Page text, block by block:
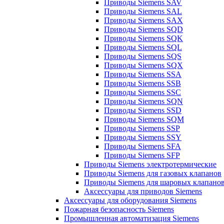
Приводы Siemens SAV
Приводы Siemens SAL
Приводы Siemens SAX
Приводы Siemens SQD
Приводы Siemens SQK
Приводы Siemens SQL
Приводы Siemens SQS
Приводы Siemens SQX
Приводы Siemens SSA
Приводы Siemens SSB
Приводы Siemens SSC
Приводы Siemens SQN
Приводы Siemens SSD
Приводы Siemens SQM
Приводы Siemens SSP
Приводы Siemens SSY
Приводы Siemens SFA
Приводы Siemens SFP
Приводы Siemens электротермические
Приводы Siemens для газовых клапанов
Приводы Siemens для шаровых
Аксессуары для приводов Siemens
Аксессуары для оборудования Siemens
Пожарная безопасность Siemens
Промышленная автоматизация Siemens